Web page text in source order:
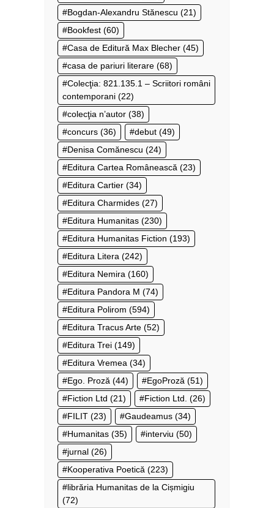
Bogdan-Alexandru Stănescu (21)
Bookfest (60)
Casa de Editură Max Blecher (45)
casa de pariuri literare (68)
Colecţia: 821.135.1 – Scriitori români
contemporani (22)
colecţia n’autor (38)
concurs (36) debut (49)
Denisa Comănescu (24)
Editura Cartea Românească (23)
Editura Cartier (34)
Editura Charmides (27)
Editura Humanitas (230)
Editura Humanitas Fiction (193)
Editura Litera (242)
Editura Nemira (160)
Editura Pandora M (74)
Editura Polirom (594)
Editura Tracus Arte (52)
Editura Trei (149)
Editura Vremea (34)
Ego. Proză (44) EgoProză (51)
Fiction Ltd (21) Fiction Ltd. (26)
FILIT (23) Gaudeamus (34)
Humanitas (35) interviu (50)
jurnal (26)
Kooperativa Poetică (223)
librăria Humanitas de la Cișmigiu
(72)